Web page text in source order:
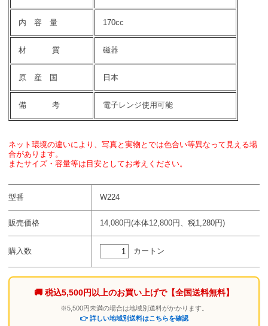
内 容 量 170cc
材 質 磁器
原 産 国 日本
備 考 電子レンジ使用可能
ネット環境の違いにより、写真と実物とでは色合い等異なって見える場
合があります。
またサイズ・容量等は目安としてお考えください。
型番 W224
販売価格 14,080円(本体12,800円、税1,280円)
購入数 カートン
🚚 税込5,500円以上のお買い上げで【全国送料無料】
※5,500円未満の場合は地域別送料がかかります。
👉 詳しい地域別送料はこちらを確認